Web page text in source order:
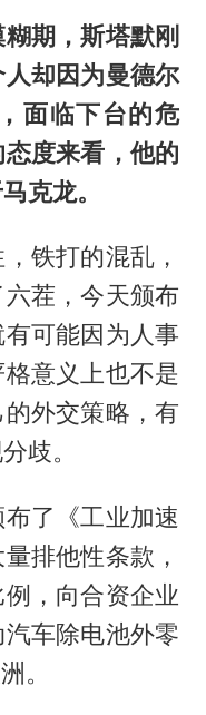
期，斯塔默刚
却因为曼德尔
面临下台的危
度来看，他的
克龙。
铁打的混乱，
茬，今天颁布
可能因为人事
意义上也不是
外交策略，有
歧。
了《工业加速
排他性条款，
，向合资企业
车除电池外零
。